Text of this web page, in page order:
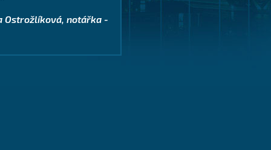
Ostrožlíková, notářka -
ALTER s.r.o. -